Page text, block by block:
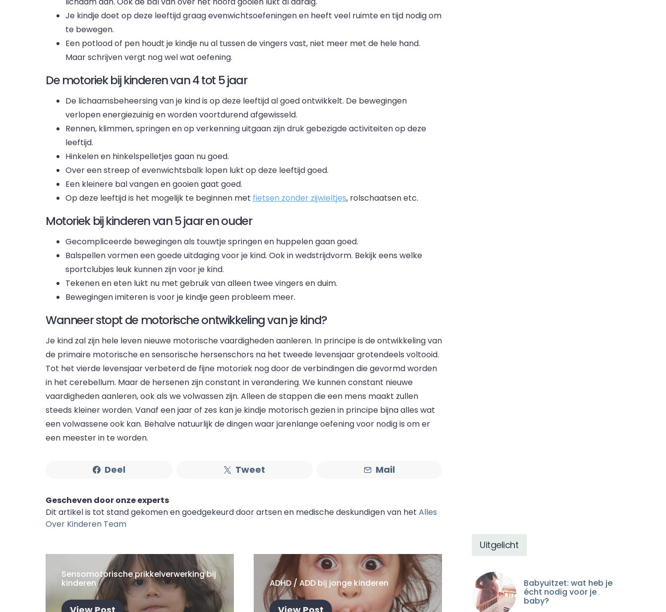
Je kindje doet op deze leeftijd graag evenwichtsoefeningen en heeft veel ruimte en tijd nodig om
te bewegen.
Een potlood of pen houdt je kindje nu al tussen de vingers vast, niet meer met de hele hand.
Maar schrijven vergt nog wel wat oefening.
De motoriek bij kinderen van 4 tot 5 jaar
De lichaamsbeheersing van je kind is op deze leeftijd al goed ontwikkelt. De bewegingen
verlopen energiezuinig en worden voortdurend afgewisseld.
Rennen, klimmen, springen en op verkenning uitgaan zijn druk gebezigde activiteiten op deze
leeftijd.
Hinkelen en hinkelspelletjes gaan nu goed.
Over een streep of evenwichtsbalk lopen lukt op deze leeftijd goed.
Een kleinere bal vangen en gooien gaat goed.
Op deze leeftijd is het mogelijk te beginnen met fietsen zonder zijwieltjes, rolschaatsen etc.
Motoriek bij kinderen van 5 jaar en ouder
Gecompliceerde bewegingen als touwtje springen en huppelen gaan goed.
Balspellen vormen een goede uitdaging voor je kind. Ook in wedstrijdvorm. Bekijk eens welke
sportclubjes leuk kunnen zijn voor je kind.
Tekenen en eten lukt nu met gebruik van alleen twee vingers en duim.
Bewegingen imiteren is voor je kindje geen probleem meer.
Wanneer stopt de motorische ontwikkeling van je kind?
Je kind zal zijn hele leven nieuwe motorische vaardigheden aanleren. In principe is de ontwikkeling van
de primaire motorische en sensorische hersenschors na het tweede levensjaar grotendeels voltooid.
Tot het vierde levensjaar verbeterd de fijne motoriek nog door de verbindingen die gevormd worden
in het cerebellum. Maar de hersenen zijn constant in verandering. We kunnen constant nieuwe
vaardigheden aanleren, ook als we volwassen zijn. Alleen de stappen die een mens maakt zullen
steeds kleiner worden. Vanaf een jaar of zes kan je kindje motorisch gezien in principe bijna alles wat
een volwassene ook kan. Behalve natuurlijk de dingen waar jarenlange oefening voor nodig is om er
een meester in te worden.
Deel Tweet Mail
Gescheven door onze experts
Dit artikel is tot stand gekomen en goedgekeurd door artsen en medische deskundigen van het Alles
Over Kinderen Team
Sensomotorische prikkelverwerking bij
kinderen ADHD / ADD bij jonge kinderen
Uitgelicht
Babyuitzet: wat heb je
écht nodig voor je
baby?